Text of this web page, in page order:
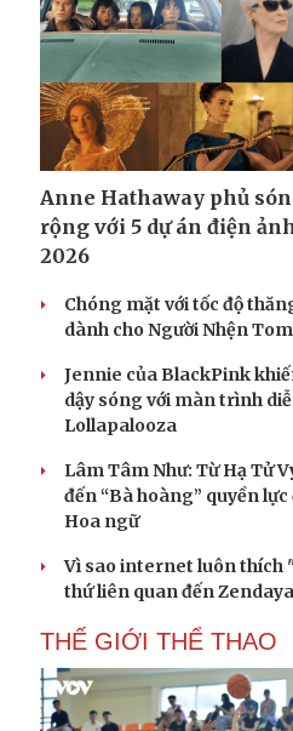
Anne Hathaway phủ
rộng với 5 dự án điện
2026
Chóng mặt với tốc độ
dành cho Người Nhện
Jennie của BlackPink
dậy sóng với màn trình
Lollapalooza
Lâm Tâm Như: Từ Hạ Tử
đến “Bà hoàng” quyền
Hoa ngữ
Vì sao internet luôn thích
thứ liên quan đến
THẾ GIỚI THỂ THAO